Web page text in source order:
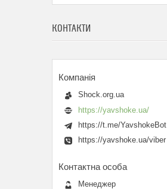
КОНТАКТИ
Shock.org.ua
https://yavshoke.ua/
https://t.me/YavshokeBot
https://yavshoke.ua/viber
Менеджер